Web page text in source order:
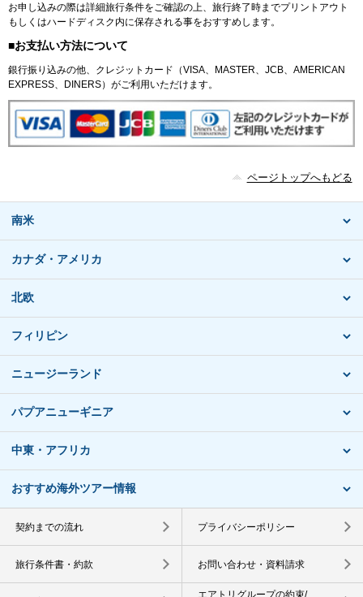
お申し込みの際は詳細旅行条件をご確認の上、旅行終了時までプリントアウト
もしくはハードディスク内に保存される事をおすすめします。
■お支払い方法について
銀行振り込みの他、クレジットカード（VISA、MASTER、JCB、AMERICAN
EXPRESS、DINERS）がご利用いただけます。
ページトップへもどる
南米
カナダ・アメリカ
北欧
フィリピン
ニュージーランド
パプアニューギニア
中東・アフリカ
おすすめ海外ツアー情報
契約までの流れ プライバシーポリシー
旅行条件書・約款 お問い合わせ・資料請求
エアトリグループの約束/